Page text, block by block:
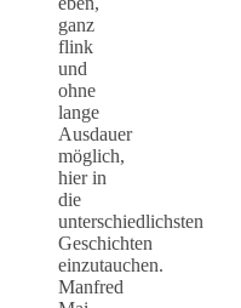
ganz
flink
und
ohne
lange
Ausdauer
möglich,
hier in
die
unterschiedlichsten
Geschichten
einzutauchen.
Manfred